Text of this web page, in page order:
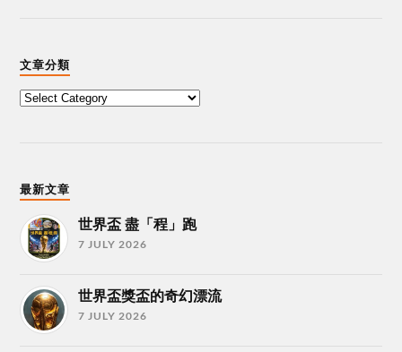
文章分類
最新文章
世界盃 盡「程」跑
7 JULY 2026
世界盃獎盃的奇幻漂流
7 JULY 2026